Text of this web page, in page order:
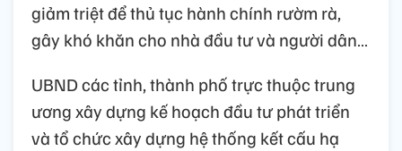
giảm triệt để thủ tục hành chính rườm rà,
gây khó khăn cho nhà đầu tư và người dân…
UBND các tỉnh, thành phố trực thuộc trung
ương xây dựng kế hoạch đầu tư phát triển
và tổ chức xây dựng hệ thống kết cấu hạ